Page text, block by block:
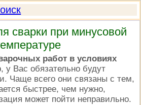
сварки при минусовой
работ в условиях
, у Вас обязательно будут
Чаще всего они связаны с тем,
быстрее, чем нужно,
может пойти неправильно.